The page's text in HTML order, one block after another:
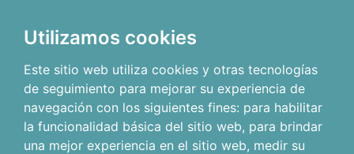
Utilizamos cookies
Este sitio web utiliza cookies y otras tecnologías
de seguimiento para mejorar su experiencia de
navegación con los siguientes fines: para habilitar
la funcionalidad básica del sitio web, para brindar
una mejor experiencia en el sitio web, medir su